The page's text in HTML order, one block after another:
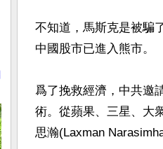
不知道，馬斯克是被騙
中國股市已進入熊市。
爲了挽救經濟，中共邀
術。從蘋果、三星、大
思瀚(Laxman